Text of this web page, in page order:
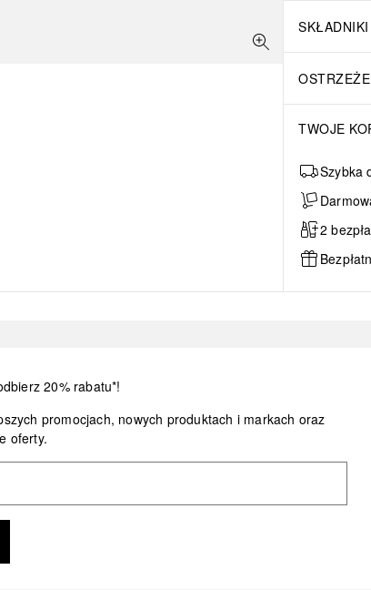
SKŁADNIKI
TWOJE
Szybka
2
20% rabatu*!
promocjach, nowych produktach i markach oraz
oferty.